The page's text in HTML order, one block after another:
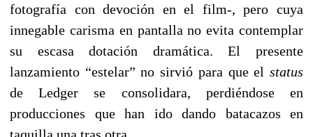
fotografía con devoción en el film-, pero cuya
innegable carisma en pantalla no evita contemplar
su escasa dotación dramática. El presente
lanzamiento “estelar” no sirvió para que el status
de Ledger se consolidara, perdiéndose en
producciones que han ido dando batacazos en